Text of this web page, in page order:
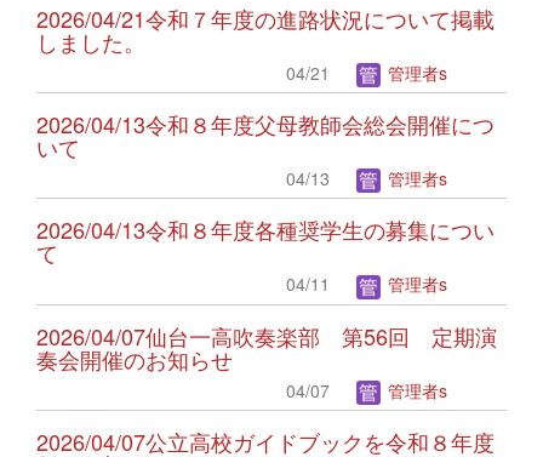
2026/04/21令和７年度の進路状況について掲載
しました。
04/21 管理者s
2026/04/13令和８年度父母教師会総会開催につ
いて
04/13 管理者s
2026/04/13令和８年度各種奨学生の募集につい
て
04/11 管理者s
2026/04/07仙台一高吹奏楽部 第56回 定期演
奏会開催のお知らせ
04/07 管理者s
2026/04/07公立高校ガイドブックを令和８年度